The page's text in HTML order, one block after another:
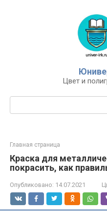
Цвет и
Главная страница
Краска для
покрасить, как
Опубликовано: 14.07.2021